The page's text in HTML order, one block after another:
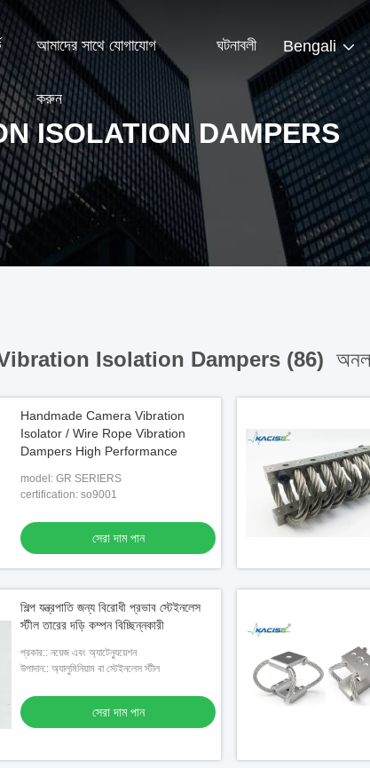
আমাদের সাথে যোগাযোগ
করুন
ঘটনাবলী Bengali
ISOLATION DAMPERS
Isolation Dampers (86)
Handmade Camera Vibration
Isolator / Wire Rope Vibration
Dampers High Performance
model: GR SERIERS
certification: so9001
সেরা দাম পান
শিল্প যন্ত্রপাতি জন্য বিরোধী প্রভাব স্টেইনলেস
স্টীল তারের দড়ি কম্পন বিচ্ছিন্নকারী
প্রকার:: নয়েজ এবং অ্যাটেন্যুয়েশন
উপাদান:: অ্যালুমিনিয়াম বা স্টেইনলেস স্টীল
সেরা দাম পান